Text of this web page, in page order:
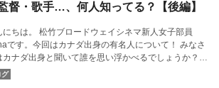
督・歌手…、何人知ってる？【後編】
にちは。 松竹ブロードウェイシネマ新人女子部員
です。今回はカナダ出身の有名人について！ みなさ
カナダ出身と聞いて誰を思い浮かべるでしょうか？
ー画像：『ピアノ 2 Pianos 4 Hands』より©Lydia